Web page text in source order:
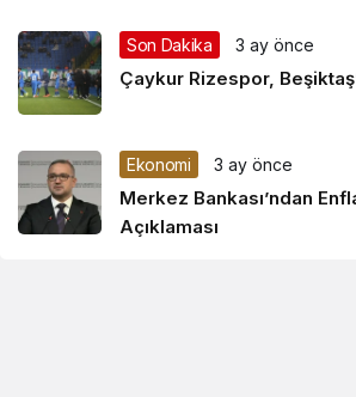
Son Dakika 3 ay önce
Çaykur Rizespor,
Ekonomi 3 ay önce
Merkez Bankası’ndan
Açıklaması